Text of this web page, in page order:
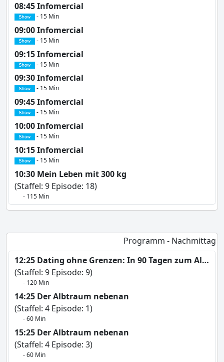
08:45 Infomercial
- 15 Min
09:00 Infomercial
- 15 Min
09:15 Infomercial
- 15 Min
09:30 Infomercial
- 15 Min
09:45 Infomercial
- 15 Min
10:00 Infomercial
- 15 Min
10:15 Infomercial
- 15 Min
10:30 Mein Leben mit 300 kg
(Staffel: 9 Episode: 18)
- 115 Min
Programm - Nachmittag
12:25 Dating ohne Grenzen: In 90 Tagen zum Altar
(Staffel: 9 Episode: 9)
- 120 Min
14:25 Der Albtraum nebenan
(Staffel: 4 Episode: 1)
- 60 Min
15:25 Der Albtraum nebenan
(Staffel: 4 Episode: 3)
- 60 Min